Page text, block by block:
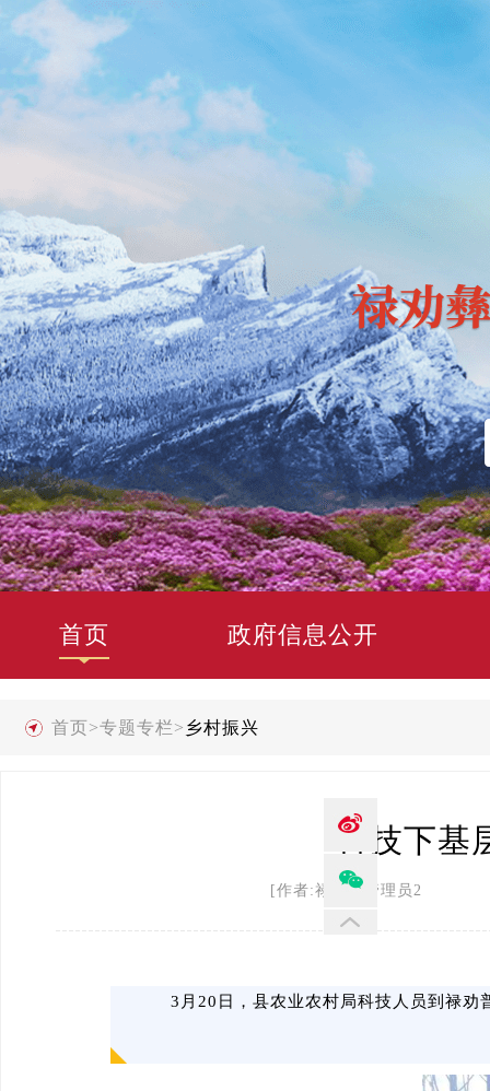
首页 政府信息公开
首页>专题专栏> 乡村振兴
科技下基
[作者:禄劝县管理员2
3月20日，县农业农村局科技人员到禄劝